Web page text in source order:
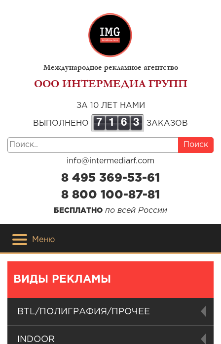
Международное рекламное агентство
ООО ИНТЕРМЕДИА ГРУПП
ЗА 10 ЛЕТ НАМИ
ВЫПОЛНЕНО 7 1 6 3 ЗАКАЗОВ
Поиск
info@intermediarf.com
8 495 369-53-61
8 800 100-87-81
БЕСПЛАТНО по всей России
Меню
ВИДЫ РЕКЛАМЫ
BTL/ПОЛИГРАФИЯ/ПРОЧЕЕ
INDOOR